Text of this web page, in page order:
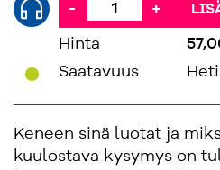
- +
Hinta
Saatavuus
Keneen sinä luotat ja
kuulostava kysymys on